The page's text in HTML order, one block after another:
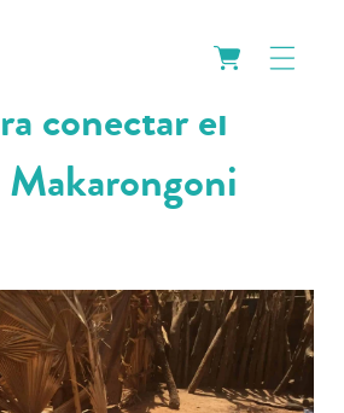
se une a
conectar el